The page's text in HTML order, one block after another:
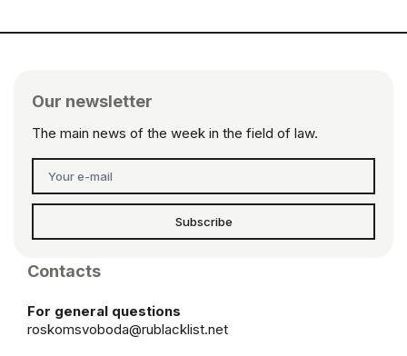
Our newsletter
The main news of the week in the field of law.
Subscribe
Contacts
For general questions
roskomsvoboda@rublacklist.net